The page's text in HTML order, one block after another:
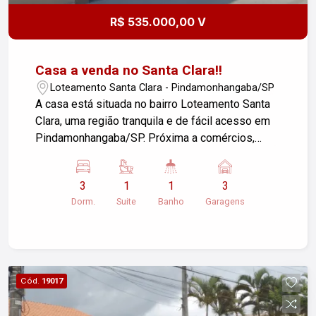
R$ 535.000,00 V
Casa a venda no Santa Clara!!
Loteamento Santa Clara - Pindamonhangaba/SP
A casa está situada no bairro Loteamento Santa
Clara, uma região tranquila e de fácil acesso em
Pindamonhangaba/SP. Próxima a comércios,
casa é perfeita para quem busca conforto,
espaço e qualidade de vida. Com uma área
construída de 104,41m², ela oferece um ambiente
amigos e familiares, cozinha. Os 3 dormitórios
sendo 1 suíte são arejados e bem distribuídos,
garantindo privacidade e conforto aos moradores.
3
Dorm.
1
Suite
1
Banho
3
Garagens
Cód. 19017